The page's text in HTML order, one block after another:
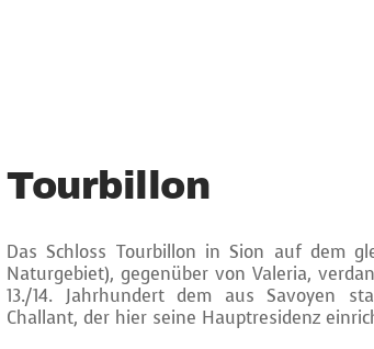
Tourbillon
Das Schloss Tourbillon in Sion auf dem
Naturgebiet), gegenüber von Valeria,
13./14. Jahrhundert dem aus Savoyen
Challant, der hier seine Hauptresidenz